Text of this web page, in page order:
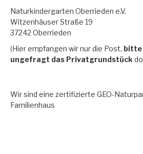
Naturkindergarten Oberrieden e.V.
Witzenhäuser Straße 19
37242 Oberrieden
(Hier empfangen wir nur die Post, bitte
ungefragt das Privatgrundstück
Wir sind eine zertifizierte GEO-
Familienhaus